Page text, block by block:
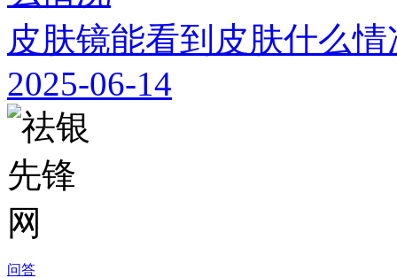
皮肤镜能看到皮肤什么情
2025-06-14
问答